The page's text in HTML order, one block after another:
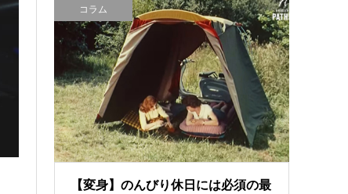
コラム
【変身】のんびり休日には必須の最